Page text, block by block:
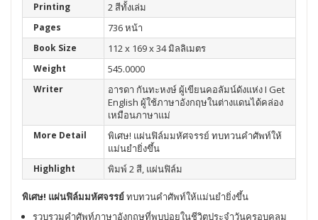
Printing 2 สีทั้งเล่ม
Pages 736 หน้า
Book Size 112 x 169 x 34 มิลลิเมตร
Weight 545.0000
Writer
อารดา กันทะหงษ์ ผู้เขียนคอลัมน์ดังแห่ง I Get
English ผู้ใช้ภาษาอังกฤษในต่างแดนได้คล่อง
เหมือนภาษาแม่
More Detail
พิเศษ! แผ่นฟิล์มมหัศจรรย์ ทบทวนคำศัพท์ให้
แม่นยำยิ่งขึ้น
Highlight พิมพ์ 2 สี, แผ่นฟิล์ม
พิเศษ! แผ่นฟิล์มมหัศจรรย์ทบทวนคำศัพท์ให้แม่นยำยิ่งขึ้น
รวบรวมคำศัพท์ภาษาอังกฤษที่พบบ่อยในชีวิตประจำวันครอบคลุม